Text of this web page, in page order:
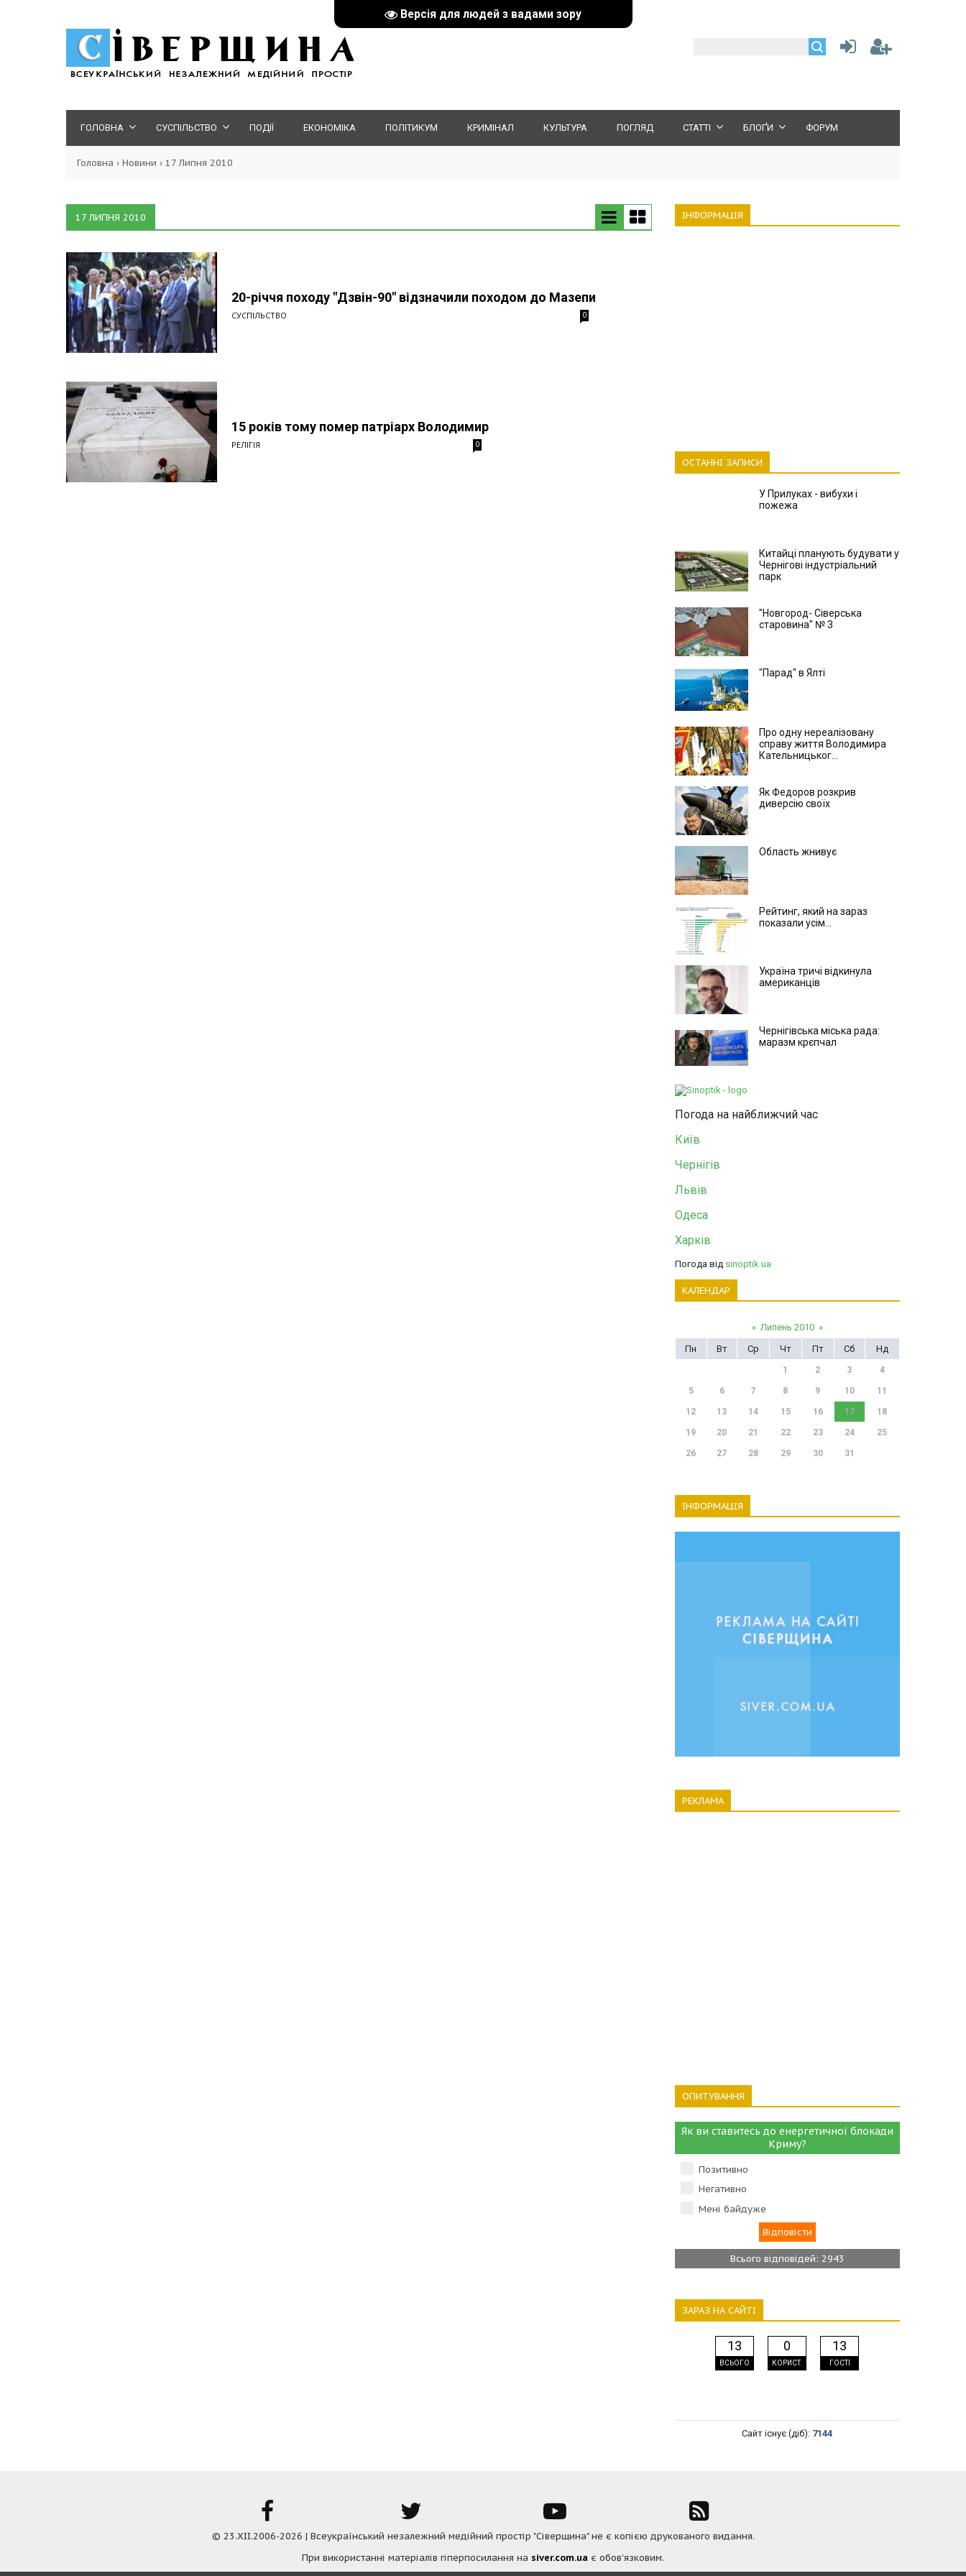
Версія для людей з вадами зору
ГОЛОВНА СУСПІЛЬСТВО ПОДІЇ ЕКОНОМІКА ПОЛІТИКУМ КРИМІНАЛ КУЛЬТУРА ПОГЛЯД СТАТТІ БЛОҐИ ФОРУМ
Головна › Новини › 17 Липня 2010
17 ЛИПНЯ 2010
20-річчя походу "Дзвін-90" відзначили походом до Мазепи
СУСПІЛЬСТВО 0
15 років тому помер патріарх Володимир
РЕЛІГІЯ 0
ІНФОРМАЦІЯ
ОСТАННІ ЗАПИСИ
У Прилуках - вибухи і
пожежа
Китайці планують будувати у
Чернігові індустріальний
парк
"Новгород- Сіверська
старовина" № 3
"Парад" в Ялті
Про одну нереалізовану
справу життя Володимира
Кательницьког...
Як Федоров розкрив
диверсію своїх
Область жнивує
Рейтинг, який на зараз
показали усім...
Україна тричі відкинула
американців
Чернігівська міська рада:
маразм крєпчал
Погода на найближчий час
Київ
Чернігів
Львів
Одеса
Харків
Погода від sinoptik.ua
КАЛЕНДАР
« Липень 2010 »
Пн
Вт Ср Чт Пт Сб Нд
1 2 3 4
5 6 7 8 9 10 11
12 13 14 15 16 17 18
19 20 21 22 23 24 25
26 27 28 29 30 31
ІНФОРМАЦІЯ
РЕКЛАМА
ОПИТУВАННЯ
Як ви ставитесь до енергетичної блокади
Криму?
Позитивно
Негативно
Мені байдуже
Всього відповідей: 2943
ЗАРАЗ НА САЙТІ
13
ВСЬОГО
0
КОРИСТ.
13
ГОСТІ
Сайт існує (діб): 7144
© 23.XII.2006-2026 | Всеукраїнський незалежний медійний простір "Сіверщина" не є копією друкованого видання.
При використанні матеріалів гіперпосилання на siver.com.ua є обов'язковим.